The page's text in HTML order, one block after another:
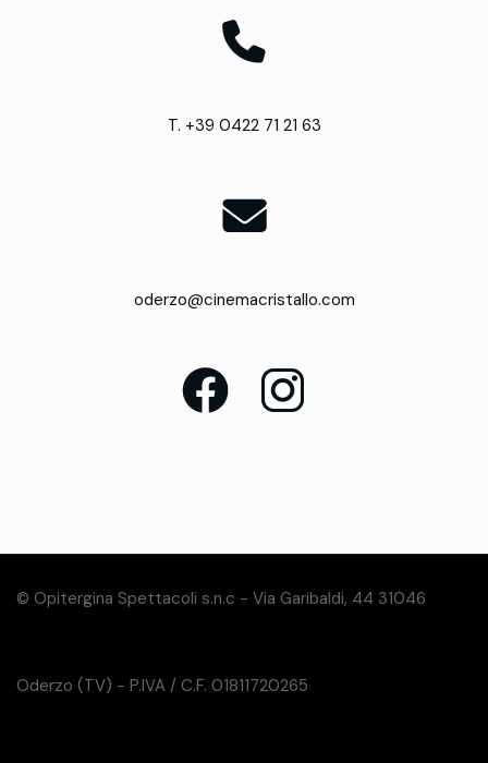
T. +39 0422 71 21 63
oderzo@cinemacristallo.com
© Opitergina Spettacoli s.n.c - Via Garibaldi, 44 31046
Oderzo (TV) - P.IVA / C.F. 01811720265